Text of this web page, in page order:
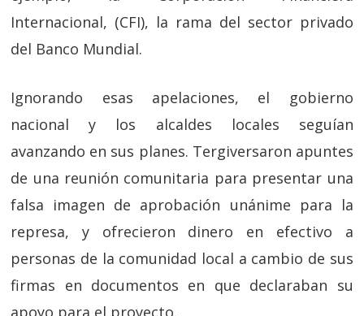
Internacional, (CFI), la rama del sector privado
del Banco Mundial.
Ignorando esas apelaciones, el gobierno
nacional y los alcaldes locales seguían
avanzando en sus planes. Tergiversaron apuntes
de una reunión comunitaria para presentar una
falsa imagen de aprobación unánime para la
represa, y ofrecieron dinero en efectivo a
personas de la comunidad local a cambio de sus
firmas en documentos en que declaraban su